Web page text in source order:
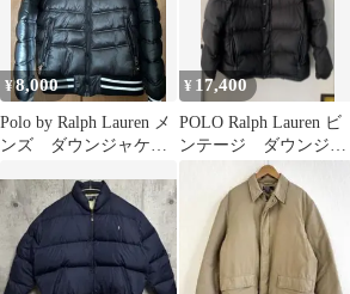
¥8,000
Polo by Ralph Lauren メ
ンズ ダウンジャケッ
¥ 17,400
POLO Ralph Lauren ビ
ンテージ ダウンジャ
ケット ブラック